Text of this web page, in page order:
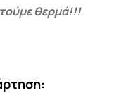
θερμά!!!